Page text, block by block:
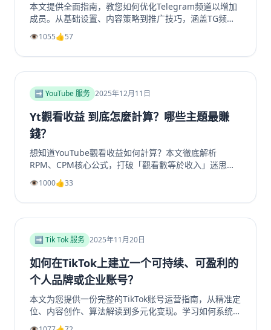
本文提供全面指南，教您如何优化Telegram频道以增加
成员。从基础设置、内容策略到推广技巧，涵盖TG频道
定位、高质量帖子创建、内外推广方法及互动留存策略，
帮助提升频道影响力和成员增长。包括实用SEO建议和专
业工具推荐，如利用涨粉站Telegram增长服务提升频道
👁️1055👍57
➡️ YouTube 服务 2025年12月11日
Yt觀看收益 到底怎麼計算？哪些主題最賺
錢？
想知道YouTube觀看收益如何計算？本文徹底解析
RPM、CPM核心公式，打破「觀看數等於收入」迷思。
深入剖析2025年最具「錢」景的五大內容主題，如金融
投資、科技評測為何CPM最高。更提供超越廣告的多元
變現策略，從頻道會員到品牌合作一次掌握。無論是新手
即了解如何提升你的YouTube视频收益！
👁️1000👍33
➡️ Tik Tok 服务 2025年11月20日
如何在TikTok上建立一个可持续、可盈利的
个人品牌或企业账号？
本文为您提供一份完整的TikTok账号运营指南，从精准定
位、内容创作、算法解读到多元化变现。学习如何系统性
地构建一个具有持久生命力和盈利能力的TikTok个人品牌